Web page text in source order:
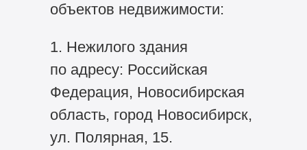
объектов недвижимости:
1. Нежилого здания
по адресу: Российская
Федерация, Новосибирская
область, город Новосибирск,
ул. Полярная, 15.